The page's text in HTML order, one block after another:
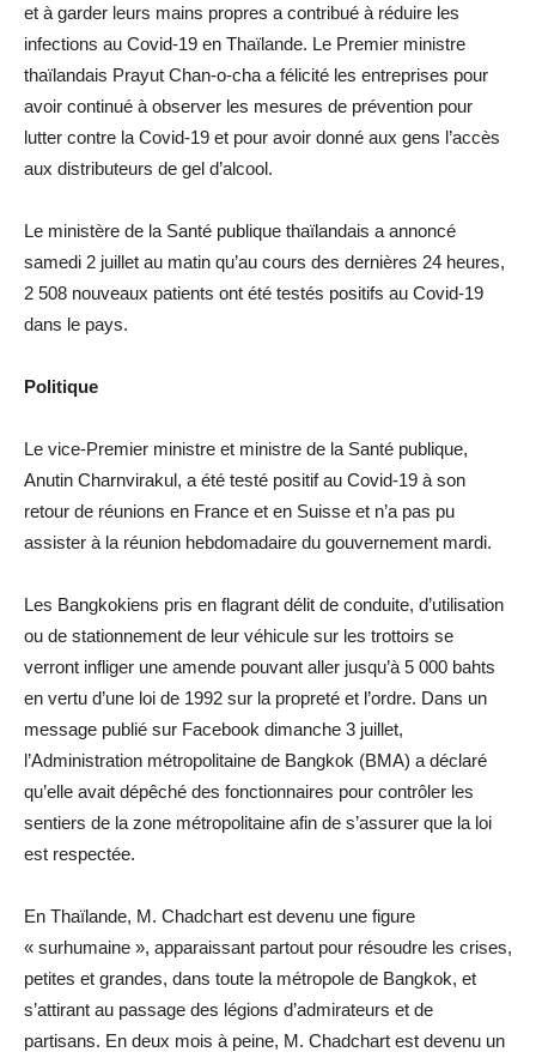
et à garder leurs mains propres a contribué à réduire les
infections au Covid-19 en Thaïlande. Le Premier ministre
thaïlandais Prayut Chan-o-cha a félicité les entreprises pour
avoir continué à observer les mesures de prévention pour
lutter contre la Covid-19 et pour avoir donné aux gens l’accès
aux distributeurs de gel d’alcool.
Le ministère de la Santé publique thaïlandais a annoncé
samedi 2 juillet au matin qu’au cours des dernières 24 heures,
2 508 nouveaux patients ont été testés positifs au Covid-19
dans le pays.
Politique
Le vice-Premier ministre et ministre de la Santé publique,
Anutin Charnvirakul, a été testé positif au Covid-19 à son
retour de réunions en France et en Suisse et n’a pas pu
assister à la réunion hebdomadaire du gouvernement mardi.
Les Bangkokiens pris en flagrant délit de conduite, d’utilisation
ou de stationnement de leur véhicule sur les trottoirs se
verront infliger une amende pouvant aller jusqu’à 5 000 bahts
en vertu d’une loi de 1992 sur la propreté et l’ordre. Dans un
message publié sur Facebook dimanche 3 juillet,
l’Administration métropolitaine de Bangkok (BMA) a déclaré
qu’elle avait dépêché des fonctionnaires pour contrôler les
sentiers de la zone métropolitaine afin de s’assurer que la loi
est respectée.
En Thaïlande, M. Chadchart est devenu une figure
« surhumaine », apparaissant partout pour résoudre les crises,
petites et grandes, dans toute la métropole de Bangkok, et
s’attirant au passage des légions d’admirateurs et de
partisans. En deux mois à peine, M. Chadchart est devenu un